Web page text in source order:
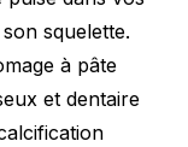
squelette.
à pâte
et dentaire